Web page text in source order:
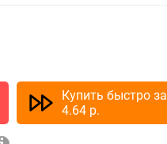
Купить быстро за
4.64 p.